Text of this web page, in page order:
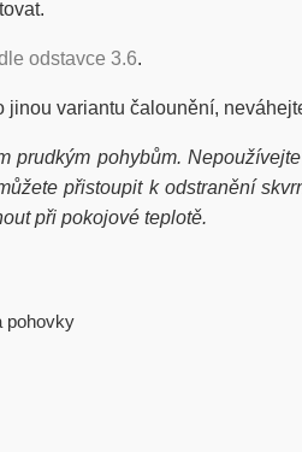
odstavce 3.6.
variantu čalounění,
pohybům.
přistoupit k odstranění
při pokojové teplotě.
pohovky